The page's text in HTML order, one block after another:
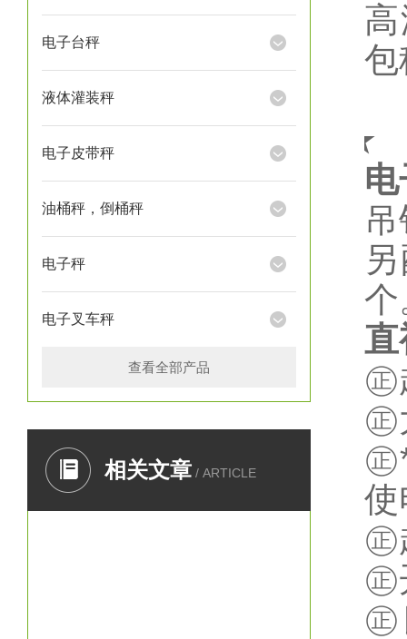
电子台秤
液体灌装秤
电子皮带秤
油桶秤，倒桶秤
电子秤
电子叉车秤
查看全部产品
相关文章 / ARTICLE
包
★
个
使